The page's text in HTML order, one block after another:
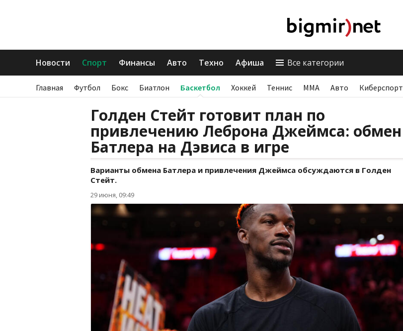
Новости Спорт Финансы Авто Техно Афиша Все категории
Главная Футбол Бокс Биатлон Баскетбол Хоккей Теннис ММА Авто Киберспорт
Голден Стейт готовит план по
привлечению Леброна Джеймса: обмен
Батлера на Дэвиса в игре
Варианты обмена Батлера и привлечения Джеймса обсуждаются в Голден
Стейт.
29 июня, 09:49